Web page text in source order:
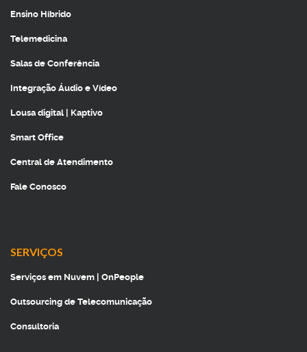
Ensino Híbrido
Telemedicina
Salas de Conferência
Integração Áudio e Vídeo
Lousa digital | Kaptivo
Smart Office
Central de Atendimento
Fale Conosco
SERVIÇOS
Serviços em Nuvem | OnPeople
Outsourcing de Telecomunicação
Consultoria